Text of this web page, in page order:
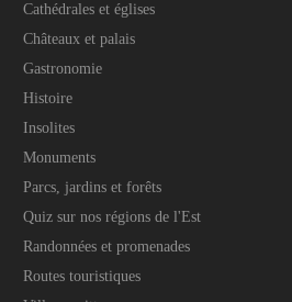
Cathédrales et églises
Châteaux et palais
Gastronomie
Histoire
Insolites
Monuments
Parcs, jardins et forêts
Quiz sur nos régions de l'Est
Randonnées et promenades
Routes touristiques